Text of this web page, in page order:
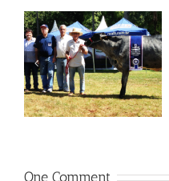
Visitas no Fazendão
One Comment